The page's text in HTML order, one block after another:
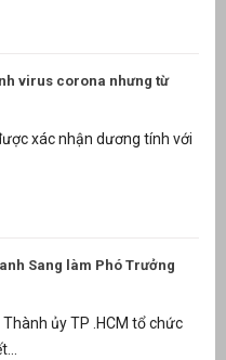
virus corona nhưng từ
xác nhận dương tính với
Sang làm Phó Trưởng
ủy TP .HCM tổ chức